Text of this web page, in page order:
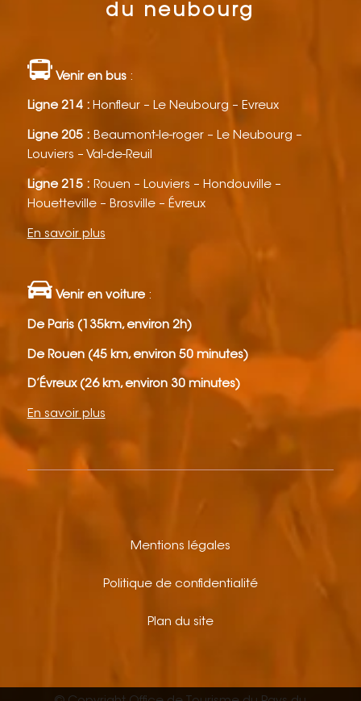
du neubourg
Venir en bus:
Ligne 214 : Honfleur – Le Neubourg – Evreux
Ligne 205 : Beaumont-le-roger – Le Neubourg –
Louviers – Val-de-Reuil
Ligne 215 : Rouen – Louviers – Hondouville –
Houetteville – Brosville – Évreux
En savoir plus
Venir en voiture:
De Paris (135km, environ 2h)
De Rouen (45 km, environ 50 minutes)
D’Évreux (26 km, environ 30 minutes)
En savoir plus
Mentions légales
Politique de confidentialité
Plan du site